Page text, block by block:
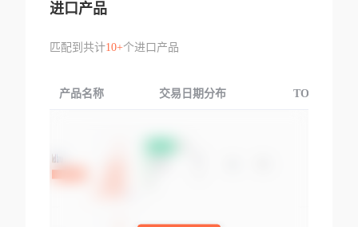
进口产品
匹配到共计10+个进口产品
产品名称 交易日期分布 TOP3交易国